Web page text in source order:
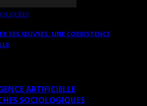
SES ŒUVRES. UNE COEXISTENCE
ARTIFICIELLE
SOCIOLOGIQUES